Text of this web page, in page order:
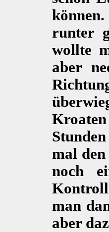
runter
wollte
aber
mal
noch
man
aber